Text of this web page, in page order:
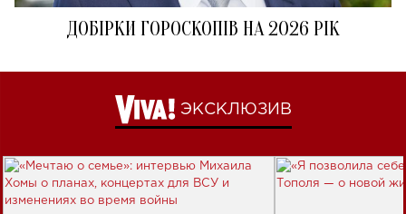
ДОБІРКИ ГОРОСКОПІВ НА 2026 РІК
ЭКСКЛЮЗИВ